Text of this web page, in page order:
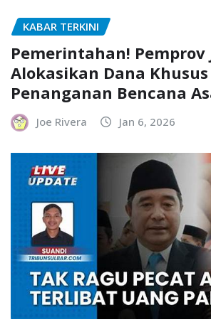
KABAR TERKINI
Pemerintahan! Pemprov
Alokasikan Dana
Penanganan Bencana
Joe Rivera Jan 6, 2026